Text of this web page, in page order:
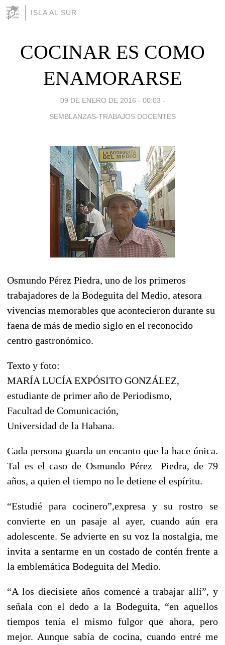
ISLA AL SUR
COCINAR ES COMO
ENAMORARSE
09 DE ENERO DE 2016 - 00:03 -
SEMBLANZAS-TRABAJOS DOCENTES
Osmundo Pérez Piedra, uno de los primeros
trabajadores de la Bodeguita del Medio, atesora
vivencias memorables que acontecieron durante su
faena de más de medio siglo en el reconocido
centro gastronómico.
Texto y foto:
MARÍA LUCÍA EXPÓSITO GONZÁLEZ,
estudiante de primer año de Periodismo,
Facultad de Comunicación,
Universidad de la Habana.
Cada persona guarda un encanto que la hace única.
Tal es el caso de Osmundo Pérez Piedra, de 79
años, a quien el tiempo no le detiene el espíritu.
“Estudié para cocinero”,expresa y su rostro se
convierte en un pasaje al ayer, cuando aún era
adolescente. Se advierte en su voz la nostalgia, me
invita a sentarme en un costado de contén frente a
la emblemática Bodeguita del Medio.
“A los diecisiete años comencé a trabajar allí”, y
señala con el dedo a la Bodeguita, “en aquellos
tiempos tenía el mismo fulgor que ahora, pero
mejor. Aunque sabía de cocina, cuando entré me